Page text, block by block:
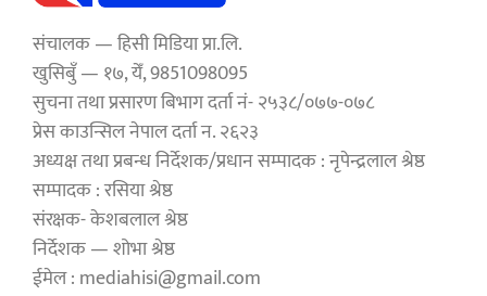
संचालक — हिसी मिडिया प्रा.लि.
खुसिबुँ — १७, येँ, 9851098095
सुचना तथा प्रसारण बिभाग दर्ता नं- २५३८/०७७-०७८
प्रेस काउन्सिल नेपाल दर्ता न. २६२३
अध्यक्ष तथा प्रबन्ध निर्देशक/प्रधान सम्पादक : नृपेन्द्रलाल श्रेष्ठ
सम्पादक : रसिया श्रेष्ठ
संरक्षक- केशबलाल श्रेष्ठ
निर्देशक — शोभा श्रेष्ठ
ईमेल : mediahisi@gmail.com